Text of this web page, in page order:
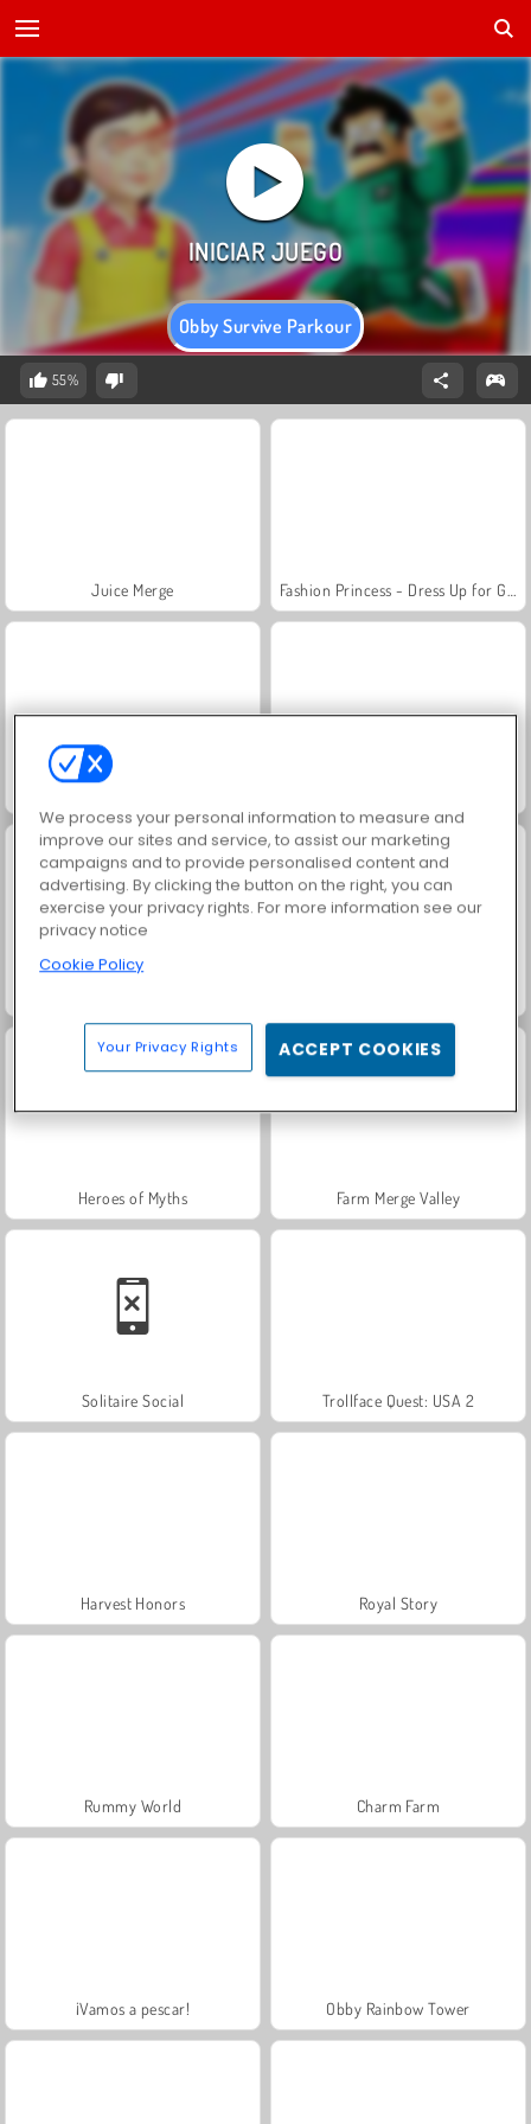
Obby Survive Parkour
55%
Juice Merge
Heroes of Myths Farm Merge Valley
Solitaire Social Trollface Quest: USA 2
Harvest Honors Royal Story
Rummy World Charm Farm
¡Vamos a pescar! Obby Rainbow Tower
We process your personal information to measure and
improve our sites and service, to assist our marketing
campaigns and to provide personalised content and
advertising. By clicking the button on the right, you can
exercise your privacy rights. For more information see our
privacy notice
Cookie Policy
Your Privacy Rights ACCEPT COOKIES